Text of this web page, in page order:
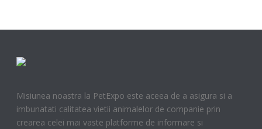
Misiunea noastra la PetExpo este aceea de a asigura si a
imbunatati calitatea vietii animalelor de companie prin
crearea celei mai vaste platforme de informare si